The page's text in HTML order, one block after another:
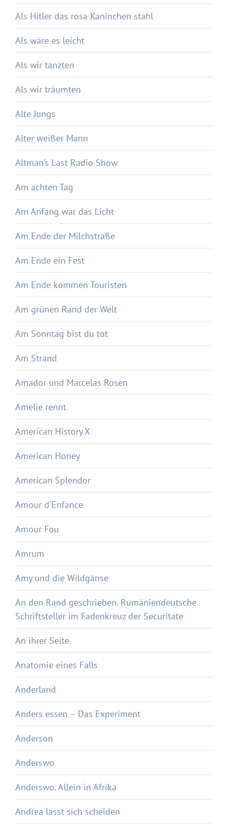
Als Hitler das rosa Kaninchen stahl
Als wäre es leicht
Als wir tanzten
Als wir träumten
Alte Jungs
Alter weißer Mann
Altman’s Last Radio Show
Am achten Tag
Am Anfang war das Licht
Am Ende der Milchstraße
Am Ende ein Fest
Am Ende kommen Touristen
Am grünen Rand der Welt
Am Sonntag bist du tot
Am Strand
Amador und Marcelas Rosen
Amelie rennt
American History X
American Honey
American Splendor
Amour d'Enfance
Amour Fou
Amrum
Amy und die Wildgänse
An den Rand geschrieben. Rumäniendeutsche
Schriftsteller im Fadenkreuz der Securitate
An ihrer Seite
Anatomie eines Falls
Anderland
Anders essen – Das Experiment
Anderson
Anderswo
Anderswo. Allein in Afrika
Andrea lässt sich scheiden